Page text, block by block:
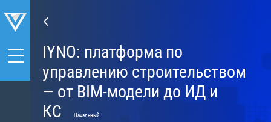
IYNO: платформа по
управлению строительством
— от BIM-модели до ИД и
КС
Начальный